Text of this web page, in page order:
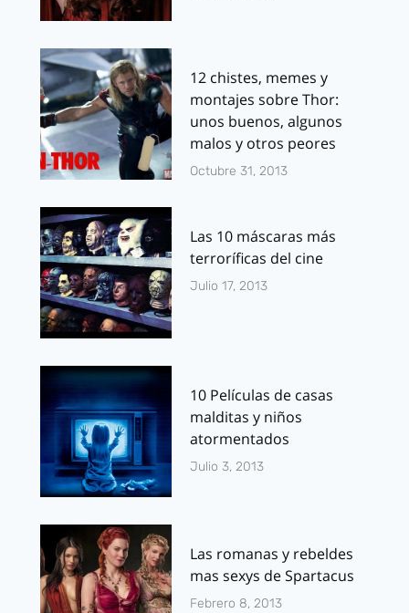
12 chistes, memes y
montajes sobre Thor:
unos buenos, algunos
malos y otros peores
Octubre 31, 2013
Las 10 máscaras más
terroríficas del cine
Julio 17, 2013
10 Películas de casas
malditas y niños
atormentados
Julio 3, 2013
Las romanas y rebeldes
mas sexys de Spartacus
Febrero 8, 2013